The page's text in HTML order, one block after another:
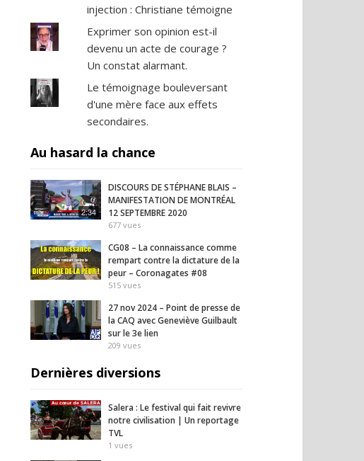
injection : Christiane témoigne
Exprimer son opinion est-il
devenu un acte de courage ?
Un constat alarmant.
Le témoignage bouleversant
d'une mère face aux effets
secondaires.
Au hasard la chance
2:34
DISCOURS DE STÉPHANE BLAIS –
MANIFESTATION DE MONTRÉAL
12 SEPTEMBRE 2020
677 vues
CG08 – La connaissance comme
rempart contre la dictature de la
peur – Coronagates #08
515 vues
27 nov 2024 – Point de presse de
la CAQ avec Geneviève Guilbault
sur le 3e lien
209 vues
Dernières diversions
Salera : Le festival qui fait revivre
notre civilisation | Un reportage
TVL
1 vues